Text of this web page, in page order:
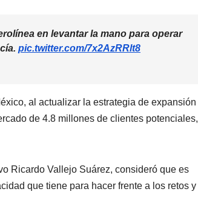
en levantar la mano para operar
pic.twitter.com/7x2AzRRlt8
al actualizar la estrategia de expansión
de 4.8 millones de clientes potenciales,
Ricardo Vallejo Suárez, consideró que es
que tiene para hacer frente a los retos y